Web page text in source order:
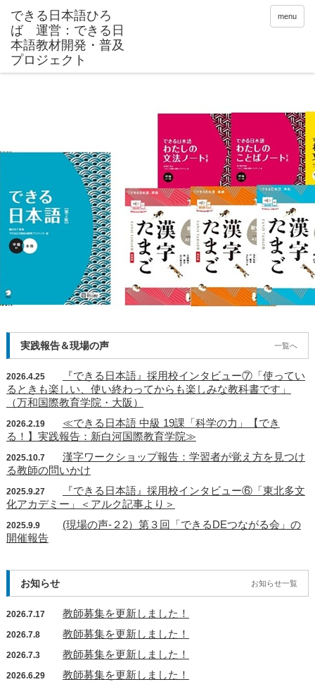
できる日本語ひろ
ば 運営：できる日
本語教材開発・普及
プロジェクト
menu
実践報告＆現場の声 一覧へ
2026.4.25
『できる日本語』採用校インタビュー⑦「使ってい
るときも楽しい、使い終わってからも楽しみな教科書です」
（万和国際教育学院・大阪）
2026.2.19
≪できる日本語 中級 19課「科学の力」【でき
る！】実践報告：新白河国際教育学院≫
2025.10.7
漢字ワークショップ報告：学習者が覚え方を見つけ
る教師の問いかけ
2025.9.27
『できる日本語』採用校インタビュー⑥「東北多文
化アカデミー」＜アルク記事より＞
2025.9.9
(現場の声‐２2）第３回「できるDEつながる会」の
開催報告
お知らせ お知らせ一覧
2026.7.17 教師募集を更新しました！
2026.7.8 教師募集を更新しました！
2026.7.3 教師募集を更新しました！
2026.6.29 教師募集を更新しました！